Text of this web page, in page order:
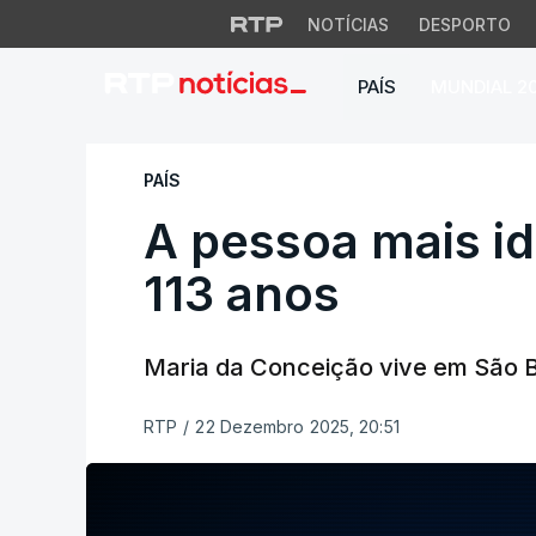
NOTÍCIAS DESPORTO
PAÍS
A pessoa mais
PAÍS
A pessoa mais
113 anos
Maria da Conceição vive em São
RTP / 22 Dezembro 2025, 20:51